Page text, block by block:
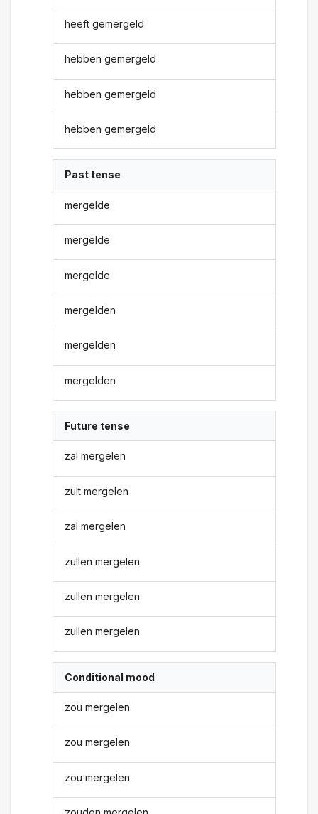
heeft gemergeld
hebben gemergeld
hebben gemergeld
hebben gemergeld
Past tense
mergelde
mergelde
mergelde
mergelden
mergelden
mergelden
Future tense
zal mergelen
zult mergelen
zal mergelen
zullen mergelen
zullen mergelen
zullen mergelen
Conditional mood
zou mergelen
zou mergelen
zou mergelen